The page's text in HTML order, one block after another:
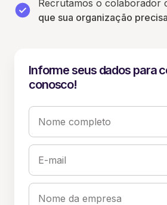
Recrutamos o colaborador
que sua organização precisa
Informe seus dados para
conosco!
Nome completo
E-mail
Nome da empresa